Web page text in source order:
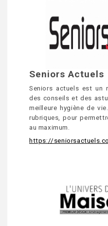
Seniors Actuels
Seniors actuels est un
des conseils et des
meilleure hygiène de
rubriques, pour
au maximum.
https://